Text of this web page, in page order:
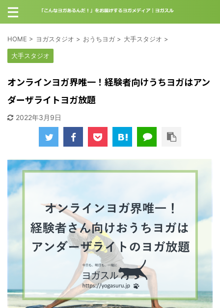
HOME > ヨガスタジオ > おうちヨガ > 大手スタジオ >
大手スタジオ
オンラインヨガ界唯一！経験者向けうちヨガはアン
ダーザライトヨガ放題
2022年3月9日